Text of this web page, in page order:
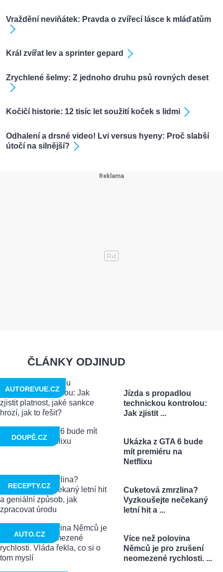
Vraždění neviňátek: Pravda o zvířecí lásce k mláďatům
Král zvířat lev a sprinter gepard
Zrychlené šelmy: Z jednoho druhu psů rovných deset
Kočičí historie: 12 tisíc let soužití koček s lidmi
Odhalení a drsné video! Lvi versus hyeny: Proč slabší
útočí na silnější?
ČLÁNKY ODJINUD
Jízda s propadlou
technickou kontrolou:
Jak zjistit ...
AUTOREVUE.CZ
Ukázka z GTA 6 bude
mít premiéru na
Netflixu
DOUPĚ.CZ
Cuketová zmrzlina?
Vyzkoušejte nečekaný
letní hit a ...
RECEPTY.CZ
Více než polovina
Němců je pro zrušení
neomezené rychlosti. ...
AUTO.CZ